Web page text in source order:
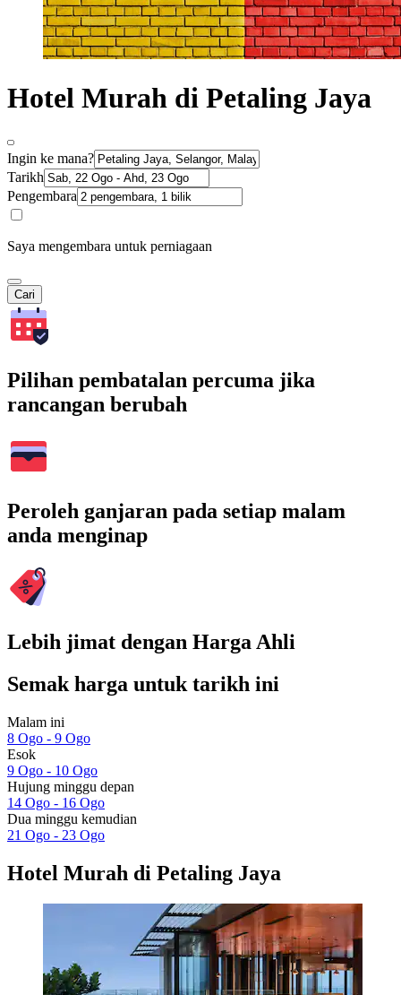
Hotel Murah di Petaling Jaya
Ingin ke mana?
Tarikh
Pengembara
Saya mengembara untuk perniagaan
Cari
Pilihan pembatalan percuma jika
rancangan berubah
Peroleh ganjaran pada setiap malam
anda menginap
Lebih jimat dengan Harga Ahli
Semak harga untuk tarikh ini
Malam ini
8 Ogo - 9 Ogo
Esok
9 Ogo - 10 Ogo
Hujung minggu depan
14 Ogo - 16 Ogo
Dua minggu kemudian
21 Ogo - 23 Ogo
Hotel Murah di Petaling Jaya